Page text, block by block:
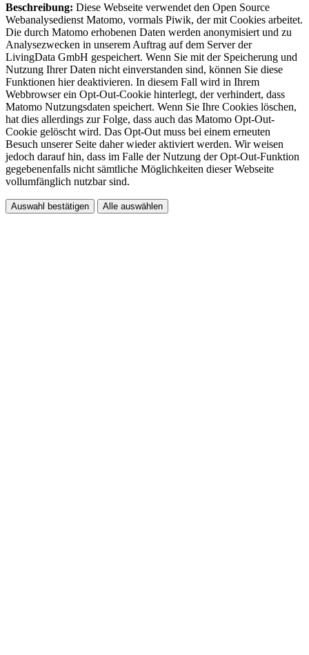
Beschreibung: Diese Webseite verwendet den Open Source
Webanalysedienst Matomo, vormals Piwik, der mit Cookies arbeitet.
Die durch Matomo erhobenen Daten werden anonymisiert und zu
Analysezwecken in unserem Auftrag auf dem Server der
LivingData GmbH gespeichert. Wenn Sie mit der Speicherung und
Nutzung Ihrer Daten nicht einverstanden sind, können Sie diese
Funktionen hier deaktivieren. In diesem Fall wird in Ihrem
Webbrowser ein Opt-Out-Cookie hinterlegt, der verhindert, dass
Matomo Nutzungsdaten speichert. Wenn Sie Ihre Cookies löschen,
hat dies allerdings zur Folge, dass auch das Matomo Opt-Out-
Cookie gelöscht wird. Das Opt-Out muss bei einem erneuten
Besuch unserer Seite daher wieder aktiviert werden. Wir weisen
jedoch darauf hin, dass im Falle der Nutzung der Opt-Out-Funktion
gegebenenfalls nicht sämtliche Möglichkeiten dieser Webseite
vollumfänglich nutzbar sind.
Auswahl bestätigen Alle auswählen